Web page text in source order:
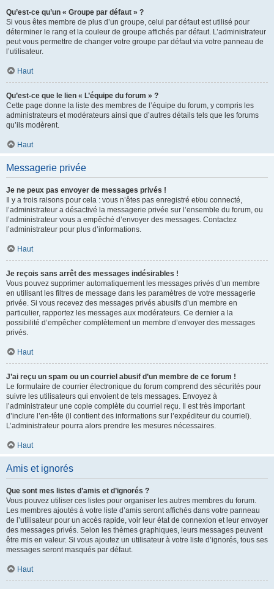
Qu’est-ce qu’un « Groupe par défaut » ?
Si vous êtes membre de plus d’un groupe, celui par défaut est utilisé pour
déterminer le rang et la couleur de groupe affichés par défaut. L’administrateur
peut vous permettre de changer votre groupe par défaut via votre panneau de
l’utilisateur.
Haut
Qu’est-ce que le lien « L’équipe du forum » ?
Cette page donne la liste des membres de l’équipe du forum, y compris les
administrateurs et modérateurs ainsi que d’autres détails tels que les forums
qu’ils modèrent.
Haut
Messagerie privée
Je ne peux pas envoyer de messages privés !
Il y a trois raisons pour cela : vous n’êtes pas enregistré et/ou connecté,
l’administrateur a désactivé la messagerie privée sur l’ensemble du forum, ou
l’administrateur vous a empêché d’envoyer des messages. Contactez
l’administrateur pour plus d’informations.
Haut
Je reçois sans arrêt des messages indésirables !
Vous pouvez supprimer automatiquement les messages privés d’un membre
en utilisant les filtres de message dans les paramètres de votre messagerie
privée. Si vous recevez des messages privés abusifs d’un membre en
particulier, rapportez les messages aux modérateurs. Ce dernier a la
possibilité d’empêcher complètement un membre d’envoyer des messages
privés.
Haut
J’ai reçu un spam ou un courriel abusif d’un membre de ce forum !
Le formulaire de courrier électronique du forum comprend des sécurités pour
suivre les utilisateurs qui envoient de tels messages. Envoyez à
l’administrateur une copie complète du courriel reçu. Il est très important
d’inclure l’en-tête (il contient des informations sur l’expéditeur du courriel).
L’administrateur pourra alors prendre les mesures nécessaires.
Haut
Amis et ignorés
Que sont mes listes d’amis et d’ignorés ?
Vous pouvez utiliser ces listes pour organiser les autres membres du forum.
Les membres ajoutés à votre liste d’amis seront affichés dans votre panneau
de l’utilisateur pour un accès rapide, voir leur état de connexion et leur envoyer
des messages privés. Selon les thèmes graphiques, leurs messages peuvent
être mis en valeur. Si vous ajoutez un utilisateur à votre liste d’ignorés, tous ses
messages seront masqués par défaut.
Haut